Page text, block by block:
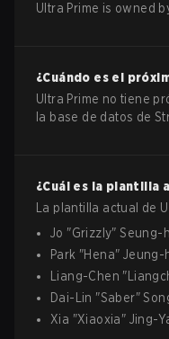
Ultra Prime is owned
¿Cuándo es el
Ultra Prime no tiene
la base de datos de
¿Cuál es la plantilla
La plantilla actual de
Jo "Grizzly"Seung-
Park "Hena" Jeung-
Liang-Chen "
Dai-Lin "Saber"
Xia "Xiaoxia" Jing-